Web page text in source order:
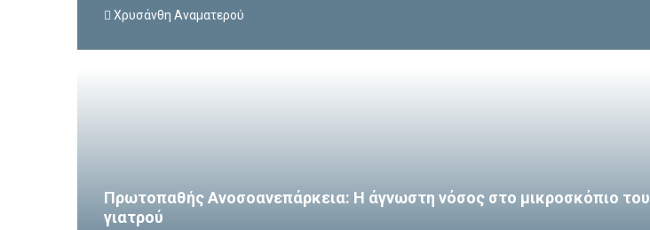
Χρυσάνθη Αναματερού
Πρωτοπαθής Ανοσοανεπάρκεια: Η άγνωστη νόσος στο μικροσκόπιο του
γιατρού